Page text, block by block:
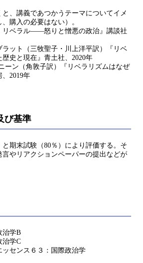
、講義であつかうテーマについてイメ
購入の必要はない）。
リベラル——怒りと憎悪の政治』講談社
ラット（三牧聖子・川上洋平訳）『リベ
史と現在』青土社、2020年
ーン（角敦子訳）『リベラリズムはなぜ
2019年
び基準
期末試験（80％）により評価する。そ
やリアクションペーパーの提出などが
治学B
治学C
ッセンス６３：国際政治学